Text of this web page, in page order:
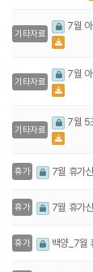
기타자료
7월
기타자료
7월
기타자료
7월 5
휴가 7월 휴가
휴가 7월 휴가
휴가 백양_7월